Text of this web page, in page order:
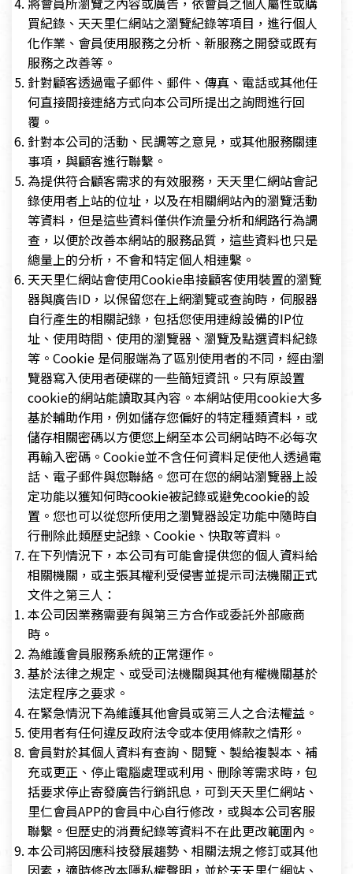
買紀錄、天天里仁網站之瀏覽紀錄等項目，進行個人
化作業、會員使用服務之分析、新服務之開發或既有
服務之改善等。
針對顧客透過電子郵件、郵件、傳真、電話或其他任
何直接間接連絡方式向本公司所提出之詢問進行回
覆。
針對本公司的活動、民調等之意見，或其他服務關連
事項，與顧客進行聯繫。
為提供符合顧客需求的有效服務，天天里仁網站會記
錄使用者上站的位址，以及在相關網站內的瀏覽活動
等資料，但是這些資料僅供作流量分析和網路行為調
查，以便於改善本網站的服務品質，這些資料也只是
總量上的分析，不會和特定個人相連繫。
天天里仁網站會使用Cookie串接顧客使用裝置的瀏覽
器與廣告ID，以保留您在上網瀏覽或查詢時，伺服器
自行產生的相關記錄，包括您使用連線設備的IP位
址、使用時間、使用的瀏覽器、瀏覽及點選資料紀錄
等。Cookie 是伺服端為了區別使用者的不同，經由瀏
覽器寫入使用者硬碟的一些簡短資訊。只有原設置
cookie的網站能讀取其內容。本網站使用cookie大多
基於輔助作用，例如儲存您偏好的特定種類資料，或
儲存相關密碼以方便您上網至本公司網站時不必每次
再輸入密碼。Cookie並不含任何資料足使他人透過電
話、電子郵件與您聯絡。您可在您的網站瀏覽器上設
定功能以獲知何時cookie被記錄或避免cookie的設
置。您也可以從您所使用之瀏覽器設定功能中隨時自
行刪除此類歷史記錄、Cookie、快取等資料。
在下列情況下，本公司有可能會提供您的個人資料給
相關機關，或主張其權利受侵害並提示司法機關正式
文件之第三人：
本公司因業務需要有與第三方合作或委託外部廠商
時。
為維護會員服務系統的正常運作。
基於法律之規定、或受司法機關與其他有權機關基於
法定程序之要求。
在緊急情況下為維護其他會員或第三人之合法權益。
使用者有任何違反政府法令或本使用條款之情形。
會員對於其個人資料有查詢、閱覽、製給複製本、補
充或更正、停止電腦處理或利用、刪除等需求時，包
括要求停止寄發廣告行銷訊息，可到天天里仁網站、
里仁會員APP的會員中心自行修改，或與本公司客服
聯繫。但歷史的消費紀錄等資料不在此更改範圍內。
本公司將因應科技發展趨勢、相關法規之修訂或其他
因素，適時修改本隱私權聲明，並於天天里仁網站、